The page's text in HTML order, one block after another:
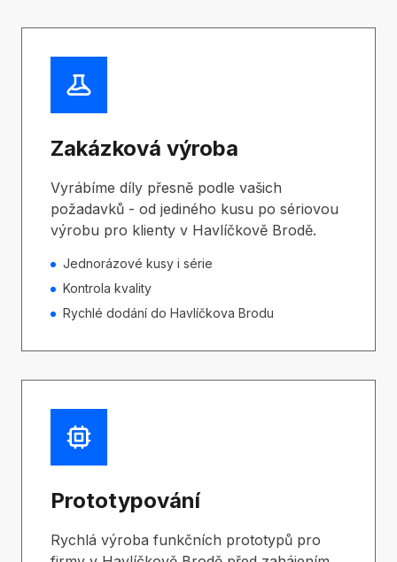
Zakázková výroba
Vyrábíme díly přesně podle vašich
požadavků - od jediného kusu po sériovou
výrobu pro klienty v Havlíčkově Brodě.
Jednorázové kusy i série
Kontrola kvality
Rychlé dodání do Havlíčkova Brodu
Prototypování
Rychlá výroba funkčních prototypů pro